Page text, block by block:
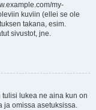
my-
kuviin (ellei se ole
takana, esim.
sivustot, jne.
lukea ne aina kun on
ja omissa asetuksissa.